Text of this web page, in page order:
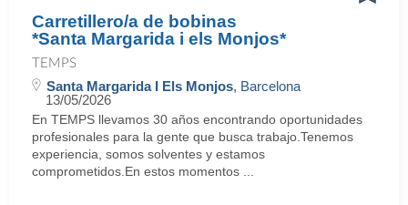
Carretillero/a de bobinas
*Santa Margarida i els Monjos*
TEMPS
Santa Margarida I Els Monjos, Barcelona
13/05/2026
En TEMPS llevamos 30 años encontrando oportunidades
profesionales para la gente que busca trabajo.Tenemos
experiencia, somos solventes y estamos
comprometidos.En estos momentos ...